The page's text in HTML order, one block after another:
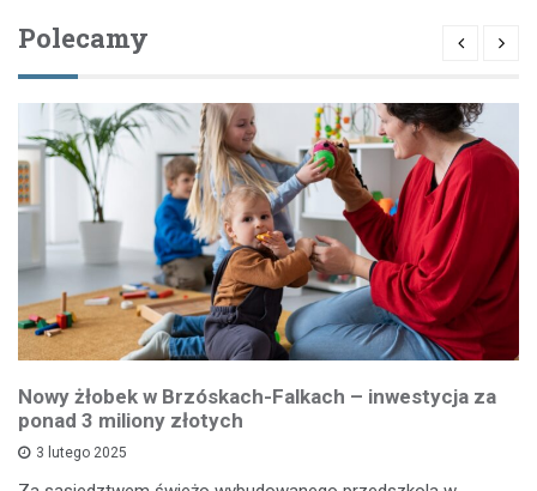
Polecamy
Nowy żłobek w Brzóskach-Falkach – inwestycja za
ponad 3 miliony złotych
3 lutego 2025